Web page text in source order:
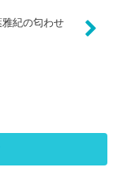
紀の匂わせ